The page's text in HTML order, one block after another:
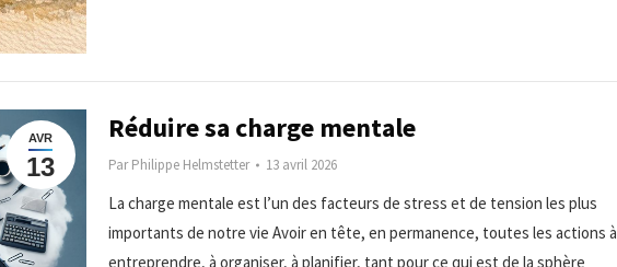
AVR
13
Réduire sa charge mentale
ParPhilippe Helmstetter 13 avril 2026
La charge mentale est l’un des facteurs de stress et de tension les plus
importants de notre vie Avoir en tête, en permanence, toutes les actions à
entreprendre, à organiser, à planifier, tant pour ce qui est de la sphère